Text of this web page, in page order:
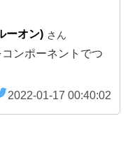
ーオン) さん
ンポーネントでつ
2022-01-17 00:40:02